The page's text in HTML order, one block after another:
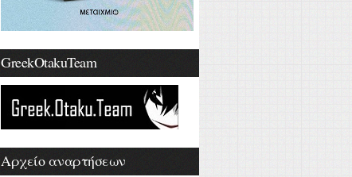
GreekOtakuTeam
Αρχείο αναρτήσεων